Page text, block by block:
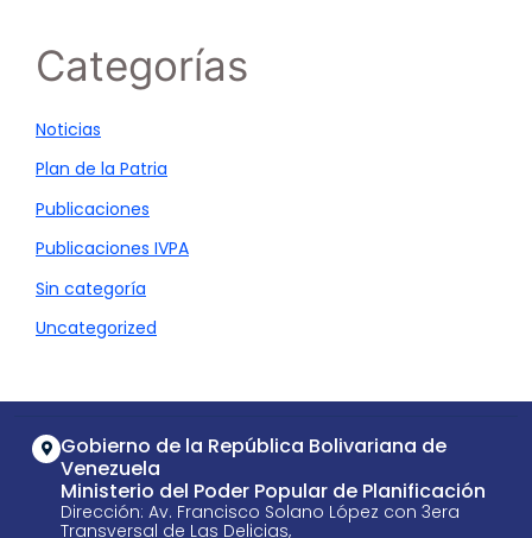
Categorías
Noticias
Plan de la Patria
Publicaciones
Publicaciones IVPA
Sin categoría
Uncategorized
Gobierno de la República Bolivariana de
Venezuela
Ministerio del Poder Popular de Planificación
Dirección: Av. Francisco Solano López con 3era
Transversal de Las Delicias,